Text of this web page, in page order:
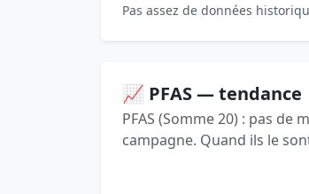
Pas assez de données
📈 PFAS — tendance
PFAS (Somme 20) : pas de
campagne. Quand ils le